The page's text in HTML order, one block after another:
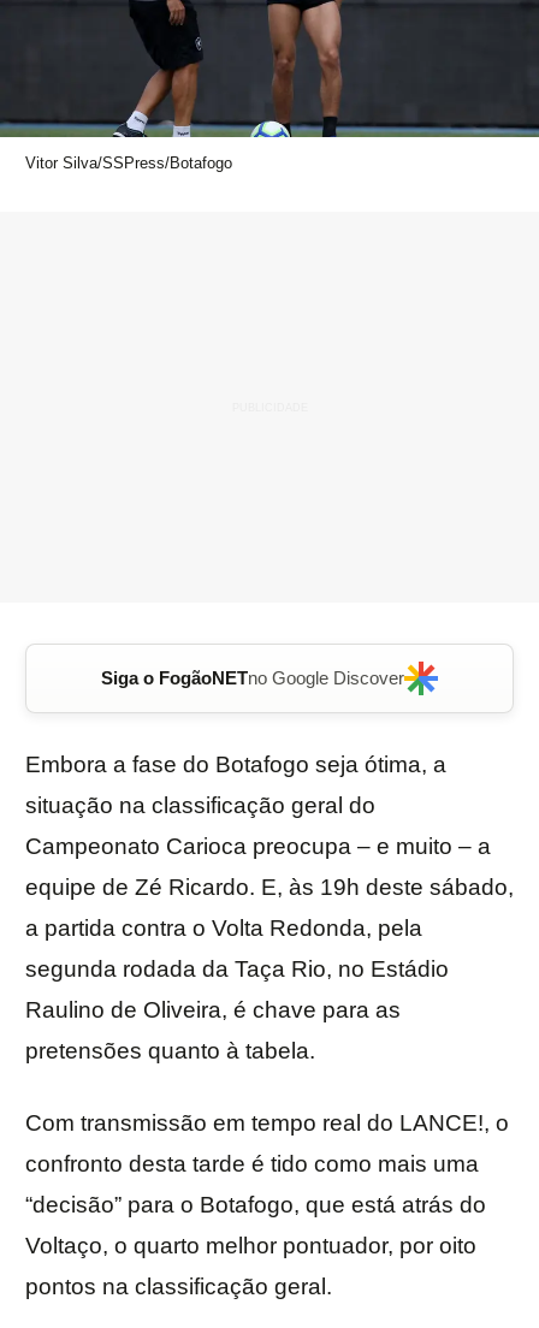
Vitor Silva/SSPress/Botafogo
Siga o FogãoNETno Google Discover
Embora a fase do Botafogo seja ótima, a
situação na classificação geral do
Campeonato Carioca preocupa – e muito – a
equipe de Zé Ricardo. E, às 19h deste sábado,
a partida contra o Volta Redonda, pela
segunda rodada da Taça Rio, no Estádio
Raulino de Oliveira, é chave para as
pretensões quanto à tabela.
Com transmissão em tempo real do LANCE!, o
confronto desta tarde é tido como mais uma
“decisão” para o Botafogo, que está atrás do
Voltaço, o quarto melhor pontuador, por oito
pontos na classificação geral.